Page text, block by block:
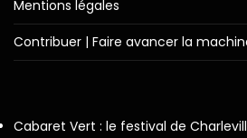
Mentions légales
Contribuer | Faire avancer la
Cabaret Vert : le festival de